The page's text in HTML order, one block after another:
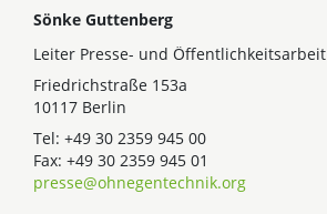
Sönke Guttenberg
Leiter Presse- und Öffentlichkeitsarbeit
Friedrichstraße 153a
10117 Berlin
Tel: +49 30 2359 945 00
Fax: +49 30 2359 945 01
presse@ohnegentechnik.org